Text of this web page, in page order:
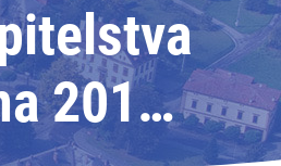
2016;